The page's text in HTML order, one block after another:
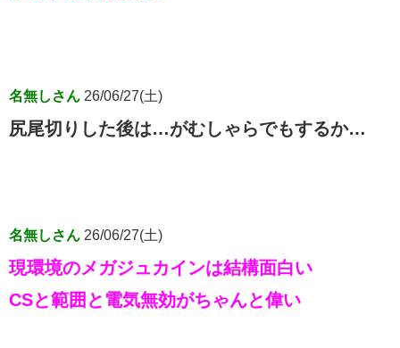
名無しさん 26/06/27(土)
尻尾切りした後は…がむしゃらでもするか…
名無しさん 26/06/27(土)
現環境のメガジュカインは結構面白い
CSと範囲と電気無効がちゃんと偉い